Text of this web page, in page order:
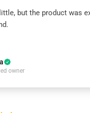
but the product was
owner